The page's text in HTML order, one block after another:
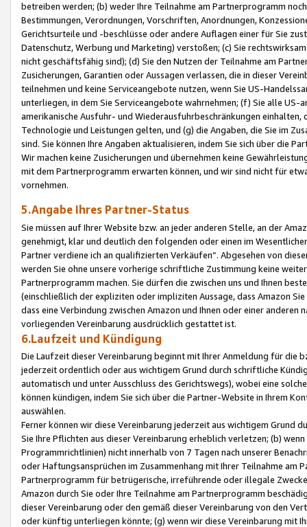
betreiben werden; (b) weder Ihre Teilnahme am Partnerprogramm
Bestimmungen, Verordnungen, Vorschriften, Anordnungen,
Gerichtsurteile und -beschlüsse oder andere Auflagen einer für Sie
Datenschutz, Werbung und Marketing) verstoßen; (c) Sie
nicht geschäftsfähig sind); (d) Sie den Nutzen der Teilnahme am
Zusicherungen, Garantien oder Aussagen verlassen, die in dieser
teilnehmen und keine Serviceangebote nutzen, wenn Sie US-
unterliegen, in dem Sie Serviceangebote wahrnehmen; (f) Sie alle
amerikanische Ausfuhr- und Wiederausfuhrbeschränkungen
Technologie und Leistungen gelten, und (g) die Angaben, die Sie im
sind. Sie können Ihre Angaben aktualisieren, indem Sie sich über die
Wir machen keine Zusicherungen und übernehmen keine
mit dem Partnerprogramm erwarten können, und wir sind nicht für
vornehmen.
5.Angabe Ihres Partner-Status
Sie müssen auf Ihrer Website bzw. an jeder anderen Stelle, an der
genehmigt, klar und deutlich den folgenden oder einen im
Partner verdiene ich an qualifizierten Verkäufen“. Abgesehen von
werden Sie ohne unsere vorherige schriftliche Zustimmung keine
Partnerprogramm machen. Sie dürfen die zwischen uns und Ihnen
(einschließlich der expliziten oder impliziten Aussage, dass Amazon
dass eine Verbindung zwischen Amazon und Ihnen oder einer
vorliegenden Vereinbarung ausdrücklich gestattet ist.
6.Laufzeit und Kündigung
Die Laufzeit dieser Vereinbarung beginnt mit Ihrer Anmeldung für die
jederzeit ordentlich oder aus wichtigem Grund durch schriftliche
automatisch und unter Ausschluss des Gerichtswegs), wobei eine
können kündigen, indem Sie sich über die Partner-Website in Ihrem
auswählen.
Ferner können wir diese Vereinbarung jederzeit aus wichtigem Grund
Sie Ihre Pflichten aus dieser Vereinbarung erheblich verletzen; (b)
Programmrichtlinien) nicht innerhalb von 7 Tagen nach unserer
oder Haftungsansprüchen im Zusammenhang mit Ihrer Teilnahme am
Partnerprogramm für betrügerische, irreführende oder illegale
Amazon durch Sie oder Ihre Teilnahme am Partnerprogramm
dieser Vereinbarung oder den gemäß dieser Vereinbarung von den
oder künftig unterliegen könnte; (g) wenn wir diese Vereinbarung mit